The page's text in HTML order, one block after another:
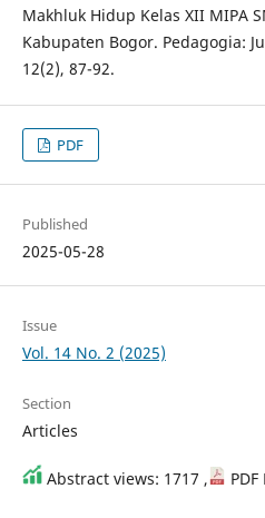
Makhluk Hidup Kelas XII MIPA
Kabupaten Bogor. Pedagogia:
12(2), 87-92.
PDF
Published
2025-05-28
Issue
Vol. 14 No. 2 (2025)
Section
Articles
Abstract views: 1717 ,